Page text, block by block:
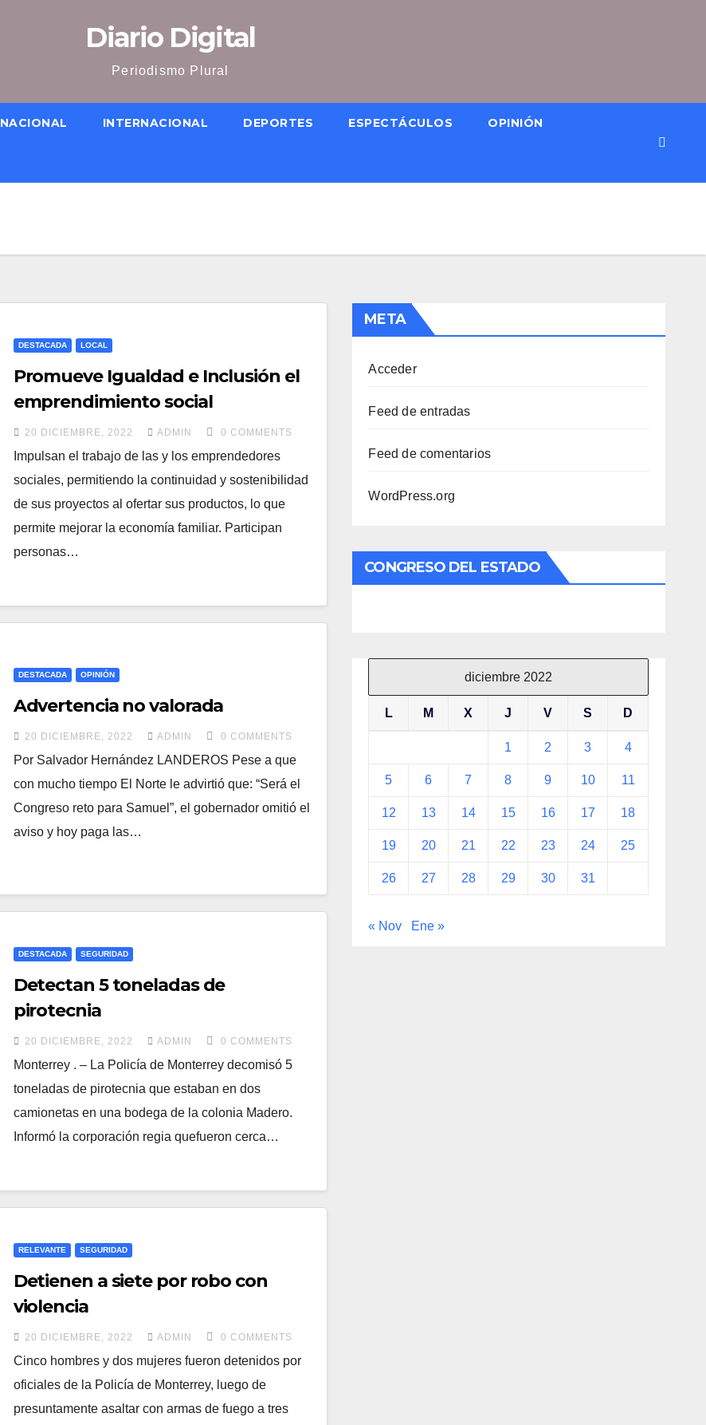
Diario Digital
Periodismo Plural
NACIONAL INTERNACIONAL DEPORTES ESPECTÁCULOS OPINIÓN
DESTACADA LOCAL
Promueve Igualdad e Inclusión el
emprendimiento social
20 DICIEMBRE, 2022 ADMIN 0 COMMENTS
Impulsan el trabajo de las y los emprendedores
sociales, permitiendo la continuidad y sostenibilidad
de sus proyectos al ofertar sus productos, lo que
permite mejorar la economía familiar. Participan
personas…
DESTACADA OPINIÓN
Advertencia no valorada
20 DICIEMBRE, 2022 ADMIN 0 COMMENTS
Por Salvador Hernández LANDEROS Pese a que
con mucho tiempo El Norte le advirtió que: “Será el
Congreso reto para Samuel”, el gobernador omitió el
aviso y hoy paga las…
DESTACADA SEGURIDAD
Detectan 5 toneladas de
pirotecnia
20 DICIEMBRE, 2022 ADMIN 0 COMMENTS
Monterrey . – La Policía de Monterrey decomisó 5
toneladas de pirotecnia que estaban en dos
camionetas en una bodega de la colonia Madero.
Informó la corporación regia quefueron cerca…
RELEVANTE SEGURIDAD
Detienen a siete por robo con
violencia
20 DICIEMBRE, 2022 ADMIN 0 COMMENTS
Cinco hombres y dos mujeres fueron detenidos por
oficiales de la Policía de Monterrey, luego de
presuntamente asaltar con armas de fuego a tres
META
Acceder
Feed de entradas
Feed de comentarios
WordPress.org
CONGRESO DEL ESTADO
diciembre 2022
L M X J V S D
1 2 3 4
5 6 7 8 9 10 11
12 13 14 15 16 17 18
19 20 21 22 23 24 25
26 27 28 29 30 31
« Nov Ene »